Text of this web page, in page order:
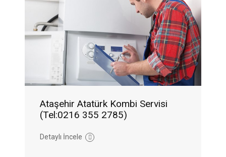
Ataşehir Atatürk Kombi Servisi
(Tel:0216 355 2785)
Detaylı İncele